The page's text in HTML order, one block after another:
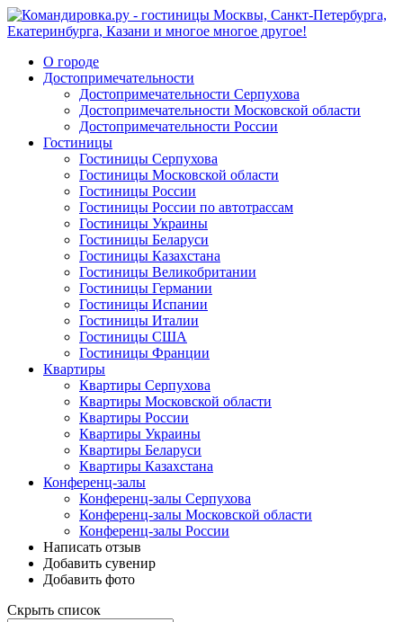
О городе
Достопримечательности
Достопримечательности Серпухова
Достопримечательности Московской области
Достопримечательности России
Гостиницы
Гостиницы Серпухова
Гостиницы Московской области
Гостиницы России
Гостиницы России по автотрассам
Гостиницы Украины
Гостиницы Беларуси
Гостиницы Казахстана
Гостиницы Великобритании
Гостиницы Германии
Гостиницы Испании
Гостиницы Италии
Гостиницы США
Гостиницы Франции
Квартиры
Квартиры Серпухова
Квартиры Московской области
Квартиры России
Квартиры Украины
Квартиры Беларуси
Квартиры Казахстана
Конференц-залы
Конференц-залы Серпухова
Конференц-залы Московской области
Конференц-залы России
Написать отзыв
Добавить сувенир
Добавить фото
Скрыть список